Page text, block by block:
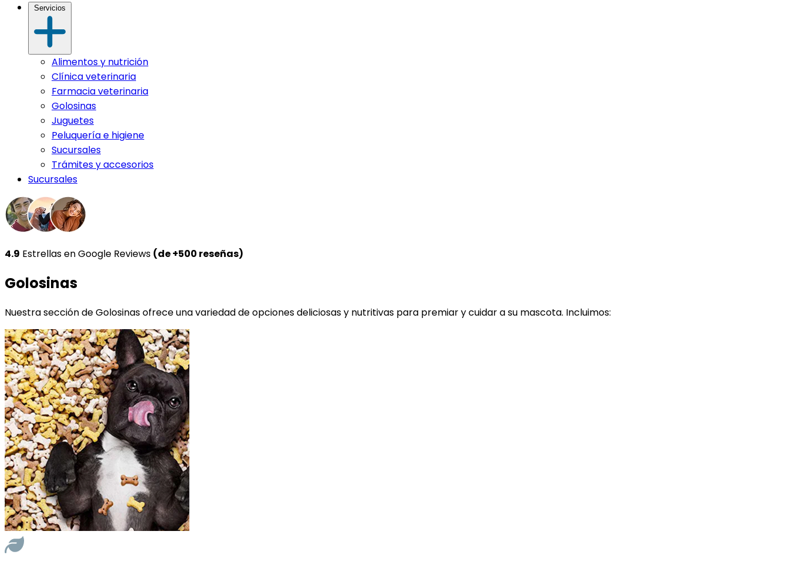
Alimentos y nutrición
Clínica veterinaria
Farmacia veterinaria
Golosinas
Juguetes
Peluquería e higiene
Sucursales
Trámites y accesorios
Sucursales
4.9 Estrellas en Google Reviews (de +500 reseñas)
Golosinas
Nuestra sección de Golosinas ofrece una variedad de opciones deliciosas y nutritivas para premiar y cuidar a su mascota. Incluimos: